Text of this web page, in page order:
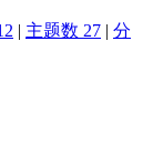
| 主题数 27 | 分